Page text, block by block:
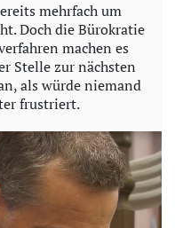
mehrfach um
Doch die Bürokratie
machen es
Stelle zur nächsten
als würde niemand
frustriert.